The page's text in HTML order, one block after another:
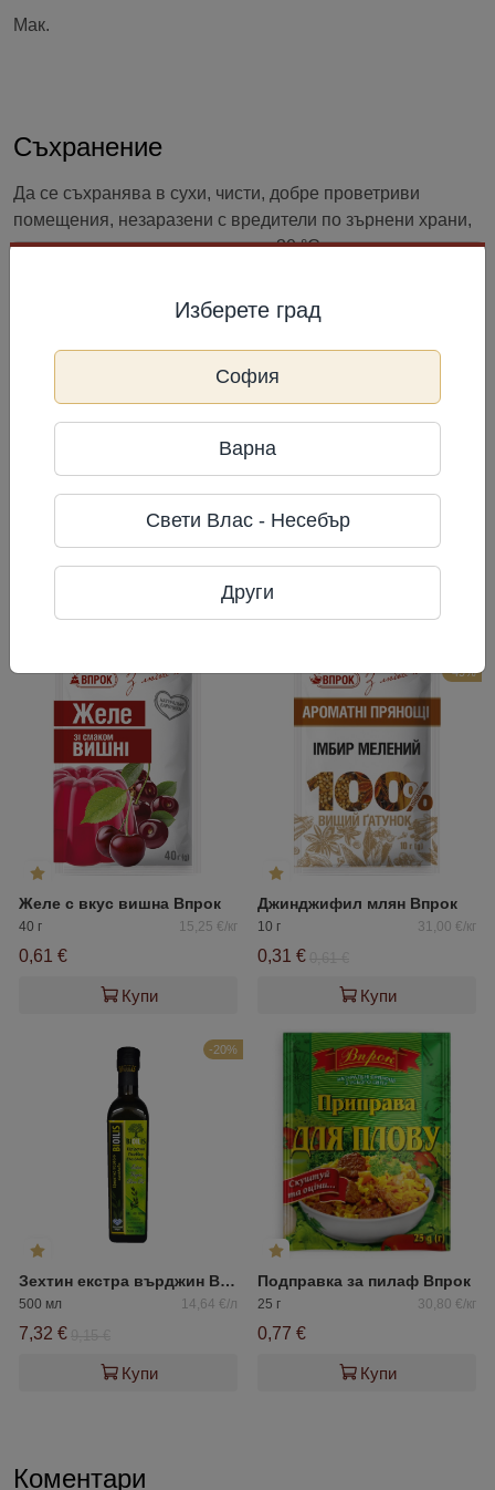
Мак.
Съхранение
Да се съхранява в сухи, чисти, добре проветриви
помещения, незаразени с вредители по зърнени храни,
при температура на въздуха до 30 °C и относителна
Информация за производител
Фирма: ВПРОК
Телефон: +38(097)682-81-01
Адрес: Украйна, Днепропетровска
Често разглеждани
Желе с вкус вишна Впрок
40 г 15,25 €/кг
0,61 €
Купи
-49%
Джинджифил млян Впрок
10 г 31,00 €/кг
0,31 €
Купи
-20%
Зехтин екстра върджин Biolis
500 мл 14,64 €/л
7,32 €
Купи
Подправка за пилаф Впрок
25 г 30,80 €/кг
0,77 €
Купи
Коментари
Изберете град
София
Варна
Свети Влас - Несебър
Други